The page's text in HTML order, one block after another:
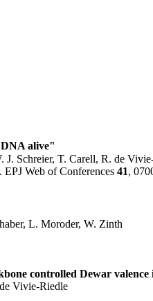
alive"
Schreier, T. Carell, R. de
Web of Conferences 41,
L. Moroder, W. Zinth
controlled Dewar valence
Vivie-Riedle